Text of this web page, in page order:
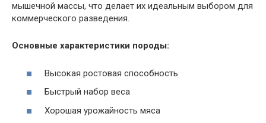
мышечной массы, что делает их идеальным выбором для
коммерческого разведения.
Основные характеристики породы:
Высокая ростовая способность
Быстрый набор веса
Хорошая урожайность мяса